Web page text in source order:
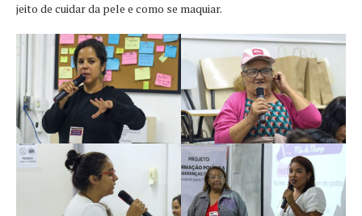
jeito de cuidar da pele e como se maquiar.